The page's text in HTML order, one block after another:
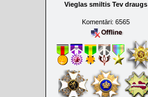
Vieglas smiltis Tev draugs
Komentāri: 6565